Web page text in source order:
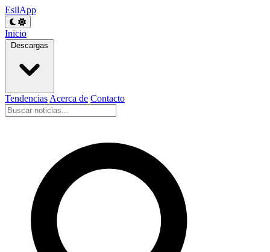
EsilApp
Inicio
Descargas
Tendencias Acerca de Contacto